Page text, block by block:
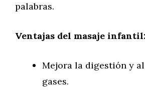
palabras.
Ventajas del masaje infantil:
Mejora la digestión y
gases.